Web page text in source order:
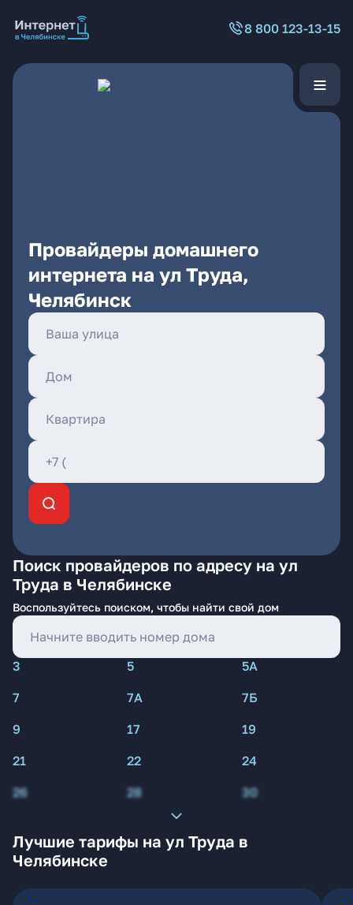
8 800 123-13-15
Провайдеры домашнего
интернета на ул Труда,
Челябинск
Поиск провайдеров по адресу на ул
Труда в Челябинске
Воспользуйтесь поиском, чтобы найти свой дом
3 5
5А
7
7А
7Б
9
17
19
21
22
24
26
28 30
Лучшие тарифы на ул Труда в
Челябинске